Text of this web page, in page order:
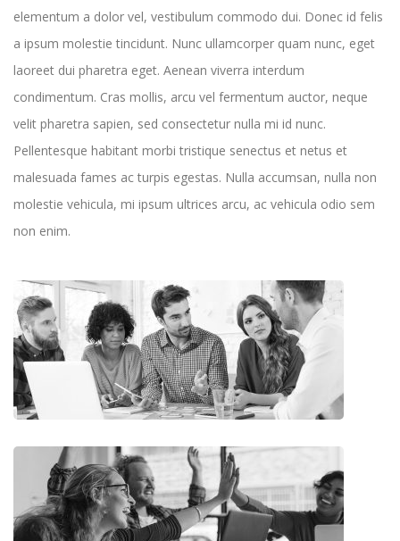
elementum a dolor vel, vestibulum commodo dui. Donec id felis
a ipsum molestie tincidunt. Nunc ullamcorper quam nunc, eget
laoreet dui pharetra eget. Aenean viverra interdum
condimentum. Cras mollis, arcu vel fermentum auctor, neque
velit pharetra sapien, sed consectetur nulla mi id nunc.
Pellentesque habitant morbi tristique senectus et netus et
malesuada fames ac turpis egestas. Nulla accumsan, nulla non
molestie vehicula, mi ipsum ultrices arcu, ac vehicula odio sem
non enim.